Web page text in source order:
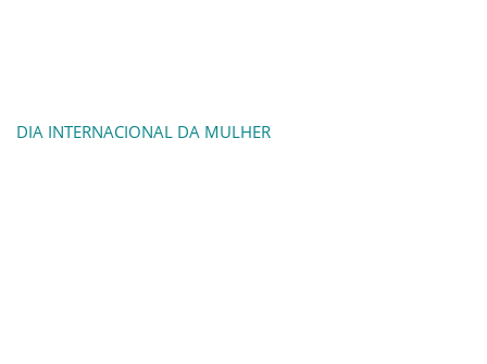
DIA INTERNACIONAL DA MULHER